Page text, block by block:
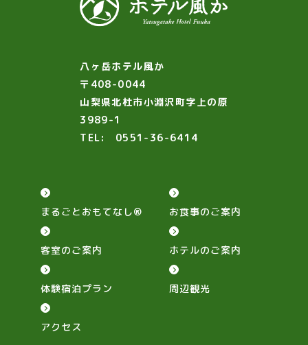
八ヶ岳ホテル風か
〒408-0044
山梨県北杜市小淵沢町字上の原
3989-1
TEL:
0551-36-6414
まるごとおもてなし® お食事のご案内
客室のご案内 ホテルのご案内
体験宿泊プラン 周辺観光
アクセス